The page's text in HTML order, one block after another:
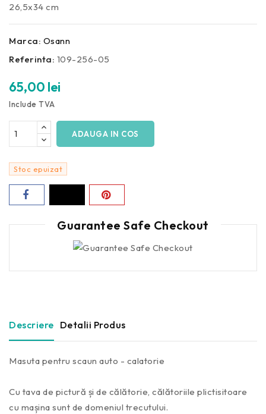
26,5x34 cm
Marca: Osann
Referinta: 109-256-05
65,00 lei
Include TVA
ADAUGA IN COS
Stoc epuizat
Guarantee Safe Checkout
Descriere Detalii Produs
Masuta pentru scaun auto - calatorie
Cu tava de pictură și de călătorie, călătoriile plictisitoare
cu mașina sunt de domeniul trecutului.